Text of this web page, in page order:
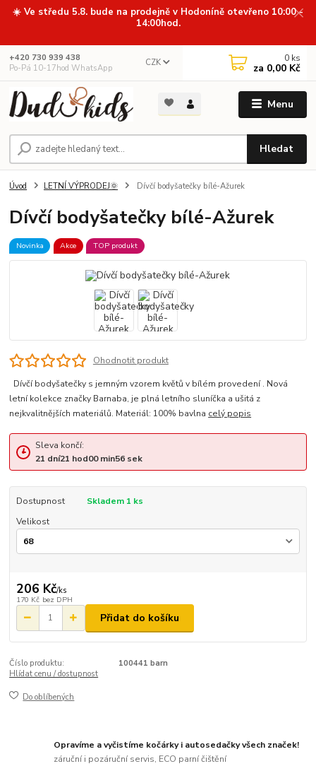
☀️ Ve středu 5.8. bude na prodejně v Hodoníně otevřeno 10:00 -
14:00hod.
Menu
CZK
Hledat
+420 730 939 438
Po-Pá 10-17hod WhatsApp
0 ks
za 0,00 Kč
Úvod LETNÍ VÝPRODEJ🌞 Dívčí bodyšatečky bílé-Ažurek
Dívčí bodyšatečky bílé-Ažurek
Novinka Akce TOP produkt
Ohodnotit produkt
Dívčí bodyšatečky s jemným vzorem květů v bílém provedení . Nová
letní kolekce značky Barnaba, je plná letního sluníčka a ušitá z
nejkvalitnějších materiálů. Materiál: 100% bavlna celý popis
Sleva končí:
21 dní21 hod00min56sek
Dostupnost
Skladem 1 ks
Velikost
206 Kč/ks
170 Kč bez DPH
Přidat do košíku
Číslo produktu:
100441 barn
Hlídat cenu / dostupnost
Do oblíbených
Opravíme a vyčistíme kočárky i autosedačky všech značek!
záruční i pozáruční servis, ECO parní čištění